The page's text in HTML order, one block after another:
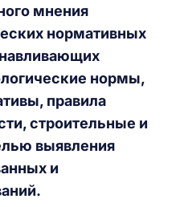
мнения
нормативных
нормы,
правила
строительные и
выявления
и